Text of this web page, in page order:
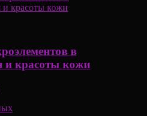
в
и красоты кожи